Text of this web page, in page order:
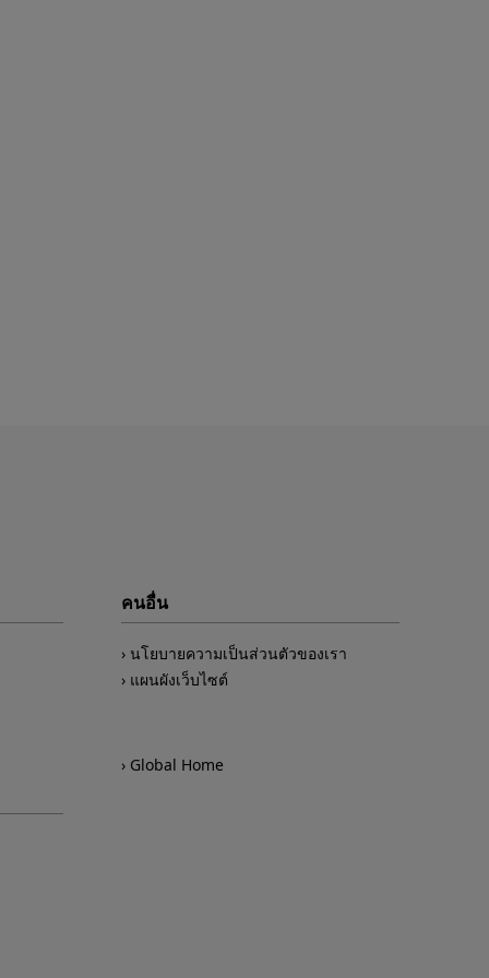
คนอื่น
นโยบายความเป็นส่วนตัวของเรา
แผนผังเว็บไซต์
Global Home